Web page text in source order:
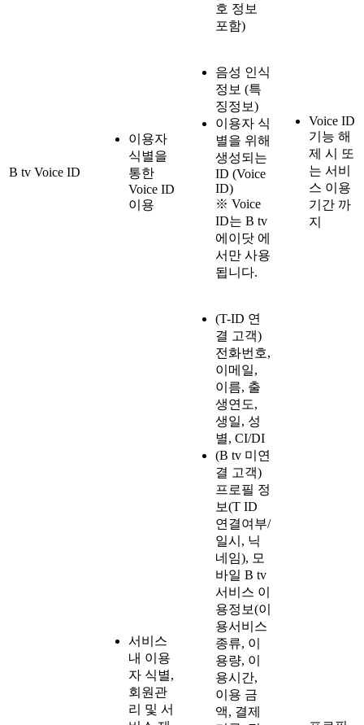
호 정보
포함)
B tv Voice ID
이용자
식별을
통한
Voice ID
이용
음성 인식
정보 (특
징정보)
이용자 식
별을 위해
생성되는
ID (Voice
ID)
※ Voice
ID는 B tv
에이닷 에
서만 사용
됩니다.
Voice ID
기능 해
제 시 또
는 서비
스 이용
기간 까
지
서비스
내 이용
자 식별,
회원관
리 및 서
(T-ID 연
결 고객)
전화번호,
이메일,
이름, 출
생연도,
생일, 성
별, CI/DI
(B tv 미연
결 고객)
프로필 정
보(T ID
연결여부/
일시, 닉
네임), 모
바일 B tv
서비스 이
용정보(이
용서비스
종류, 이
용량, 이
용시간,
이용 금
액, 결제